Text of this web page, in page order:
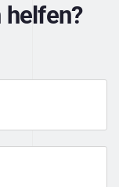
helfen?